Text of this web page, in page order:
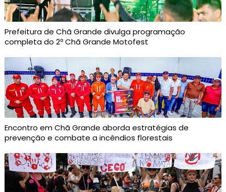
Prefeitura de Chã Grande divulga programação
completa do 2º Chã Grande Motofest
Encontro em Chã Grande aborda estratégias de
prevenção e combate a incêndios florestais